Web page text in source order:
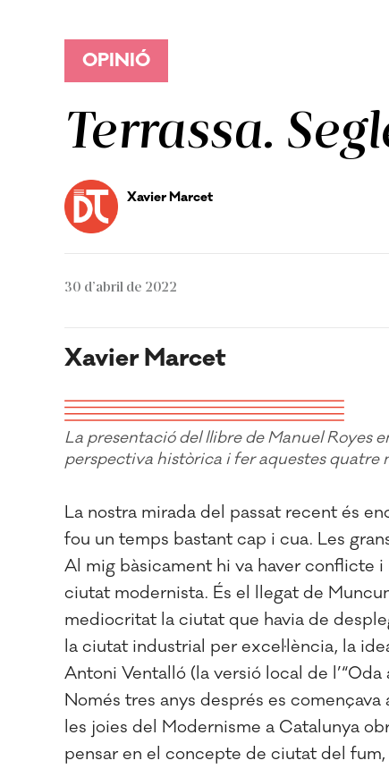
OPINIÓ
Terrassa.
Xavier Marcet
30 d’abril de 2022
Xavier Marcet
La presentació del llibre de Manuel Royes
perspectiva històrica i fer aquestes quatre
La nostra mirada del passat recent és
fou un temps bastant cap i cua. Les
Al mig bàsicament hi va haver conflicte i
ciutat modernista. És el llegat de
mediocritat la ciutat que havia de
la ciutat industrial per excel·lència, la
Antoni Ventalló (la versió local de
Només tres anys després es
les joies del Modernisme a Catalunya
pensar en el concepte de ciutat del